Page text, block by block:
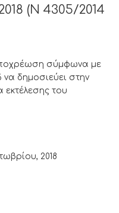
(Ν 4305/2014
σύμφωνα με
δημοσιεύει στην
εκτέλεσης του
2018